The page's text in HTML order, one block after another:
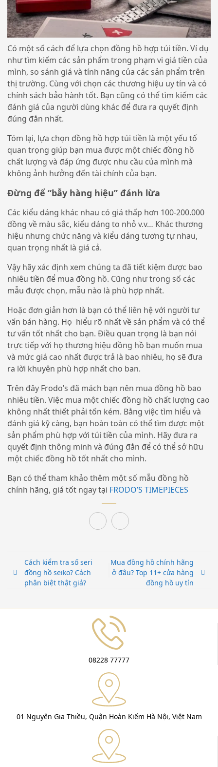
Có một số cách để lựa chọn đồng hồ hợp túi tiền. Ví dụ
như tìm kiếm các sản phẩm trong phạm vi giá tiền của
mình, so sánh giá và tính năng của các sản phẩm trên
thị trường. Cùng với chọn các thương hiệu uy tín và có
chính sách bảo hành tốt. Bạn cũng có thể tìm kiếm các
đánh giá của người dùng khác để đưa ra quyết định
đúng đắn nhất.
Tóm lại, lựa chọn đồng hồ hợp túi tiền là một yếu tố
quan trọng giúp bạn mua được một chiếc đồng hồ
chất lượng và đáp ứng được nhu cầu của mình mà
không ảnh hưởng đến tài chính của bạn.
Đừng để “bẫy hàng hiệu” đánh lừa
Các kiểu dáng khác nhau có giá thấp hơn 100-200.000
đồng về màu sắc, kiểu dáng to nhỏ v.v… Khác thương
hiệu nhưng chức năng và kiểu dáng tương tự nhau,
quan trọng nhất là giá cả.
Vậy hãy xác định xem chúng ta đã tiết kiệm được bao
nhiêu tiền để mua đồng hồ. Cũng như trong số các
mẫu được chọn, mẫu nào là phù hợp nhất.
Hoặc đơn giản hơn là bạn có thể liên hệ với người tư
vấn bán hàng. Họ hiểu rõ nhất về sản phẩm và có thể
tư vấn tốt nhất cho bạn. Điều quan trọng là bạn nói
trực tiếp với họ thương hiệu đồng hồ bạn muốn mua
và mức giá cao nhất được trả là bao nhiêu, họ sẽ đưa
ra lời khuyên phù hợp nhất cho ban.
Trên đây Frodo’s đã mách bạn nên mua đồng hồ bao
nhiêu tiền. Việc mua một chiếc đồng hồ chất lượng cao
không nhất thiết phải tốn kém. Bằng việc tìm hiểu và
đánh giá kỹ càng, bạn hoàn toàn có thể tìm được một
sản phẩm phù hợp với túi tiền của mình. Hãy đưa ra
quyết định thông minh và đúng đắn để có thể sở hữu
một chiếc đồng hồ tốt nhất cho mình.
Bạn có thể tham khảo thêm một số mẫu đồng hồ
chính hãng, giá tốt ngay tại FRODO’S TIMEPIECES
Cách kiểm tra số seri
đồng hồ seiko? Cách
phân biệt thật giả?
Mua đồng hồ chính hãng
ở đâu? Top 11+ cửa hàng
đồng hồ uy tín
08228 77777
01 Nguyễn Gia Thiều, Quận Hoàn Kiếm Hà Nội, Việt Nam